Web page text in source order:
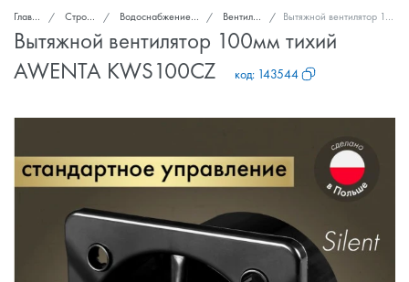
Главная Стройка и ремонт Водоснабжение, канализация, вентиляция Вентиляторы вытяжные Вытяжной вентилятор 100мм тихий AWENTA KWS100CZ
Вытяжной вентилятор 100мм тихий
AWENTA KWS100CZ
код: 143544